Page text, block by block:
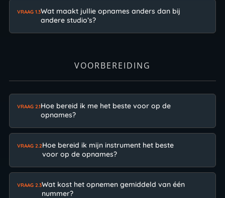
VRAAG 1.3Wat maakt jullie opnames anders dan bij
andere studio’s?
VOORBEREIDING
VRAAG 2.1Hoe bereid ik me het beste voor op de
opnames?
VRAAG 2.2Hoe bereid ik mijn instrument het beste
voor op de opnames?
VRAAG 2.3Wat kost het opnemen gemiddeld van één
nummer?